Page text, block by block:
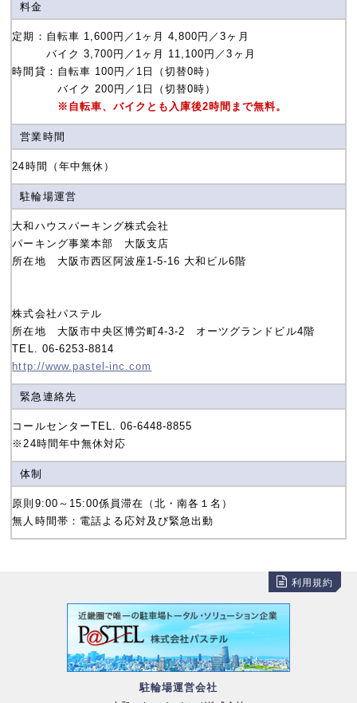
料金
定期：自転車 1,600円／1ヶ月 4,800円／3ヶ月
バイク 3,700円／1ヶ月 11,100円／3ヶ月
時間貸：自転車 100円／1日（切替0時）
バイク 200円／1日（切替0時）
※自転車、バイクとも入庫後2時間まで無料。
営業時間
24時間（年中無休）
駐輪場運営
大和ハウスパーキング株式会社
パーキング事業本部 大阪支店
所在地 大阪市西区阿波座1-5-16 大和ビル6階
株式会社パステル
所在地 大阪市中央区博労町4-3-2 オーツグランドビル4階
TEL. 06-6253-8814
http://www.pastel-inc.com
緊急連絡先
コールセンターTEL. 06-6448-8855
※24時間年中無休対応
体制
原則9:00～15:00係員滞在（北・南各１名）
無人時間帯：電話よる応対及び緊急出動
駐輪場運営会社
利用規約